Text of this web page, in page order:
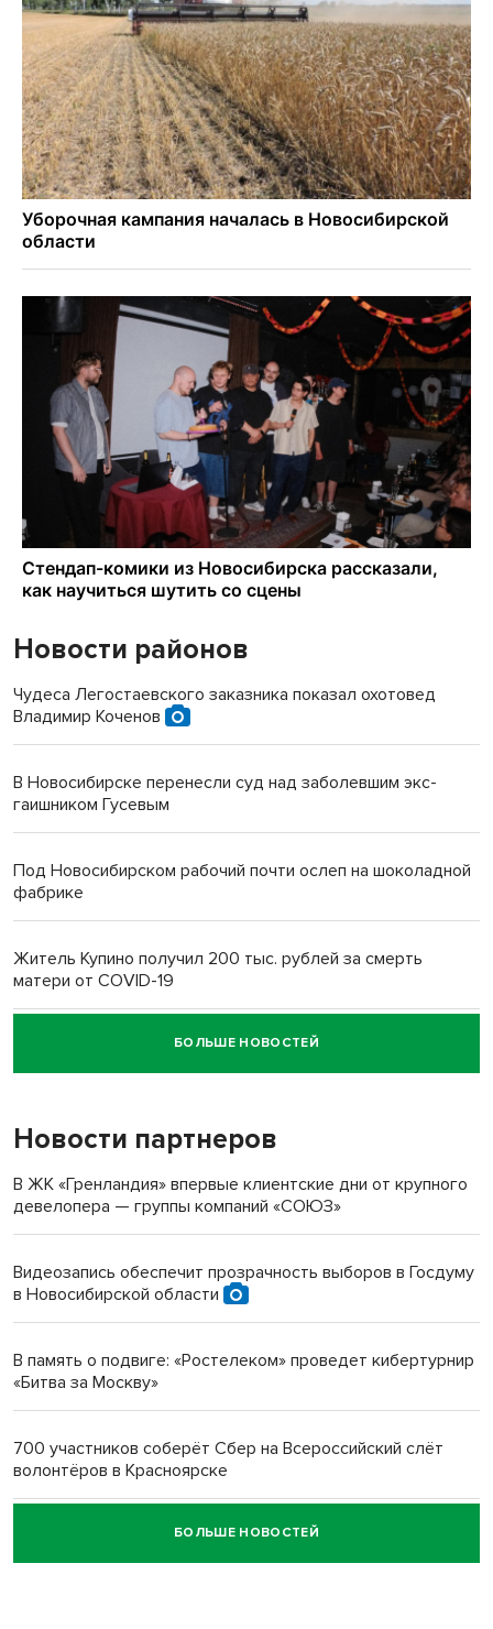
Новости районов
Чудеса Легостаевского заказника показал охотовед
Владимир Коченов
В Новосибирске перенесли суд над заболевшим экс-
гаишником Гусевым
Под Новосибирском рабочий почти ослеп на шоколадной
фабрике
Житель Купино получил 200 тыс. рублей за смерть
матери от COVID-19
Новосибирский суд наказал водителя за смерть
пенсионерки на вокзале
«Мы живём на пастбище!»: в новосибирском селе лошади
терроризируют жителей
Инвалид получил условный срок за избиение врачей
Новосибирский преподаватель с женой вошли в топ-16
Обновлённое отделение ВТБ открылось в Искитиме
БОЛЬШЕ НОВОСТЕЙ
Новости партнеров
В ЖК «Гренландия» впервые клиентские дни от крупного
девелопера — группы компаний «СОЮЗ»
Видеозапись обеспечит прозрачность выборов в Госдуму
в Новосибирской области
В память о подвиге: «Ростелеком» проведет кибертурнир
«Битва за Москву»
700 участников соберёт Сбер на Всероссийский слёт
волонтёров в Красноярске
Честный выбор: видеонаблюдение обеспечит
объективность результатов ЕДГ в Новосибирской
БОЛЬШЕ НОВОСТЕЙ